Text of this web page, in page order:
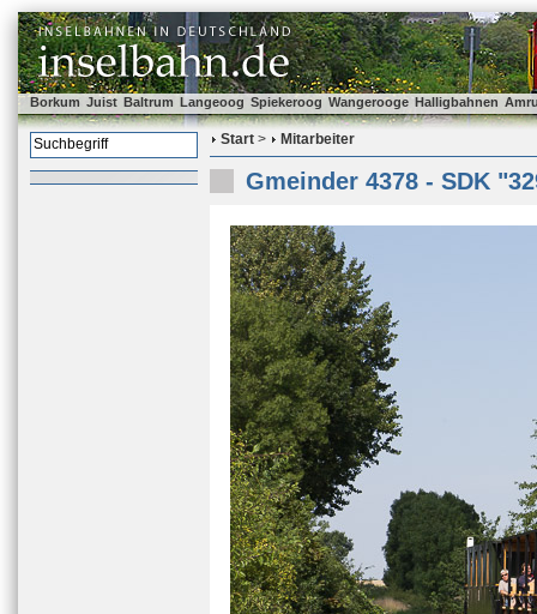
Borkum Juist Baltrum Langeoog Spiekeroog Wangerooge Halligbahnen
Start > Mitarbeiter
Gmeinder 4378 - SDK